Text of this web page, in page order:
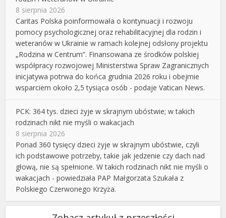
8 sierpnia 2026
Caritas Polska poinformowała o kontynuacji i rozwoju
pomocy psychologicznej oraz rehabilitacyjnej dla rodzin i
weteranów w Ukrainie w ramach kolejnej odsłony projektu
„Rodzina w Centrum”. Finansowana ze środków polskiej
współpracy rozwojowej Ministerstwa Spraw Zagranicznych
inicjatywa potrwa do końca grudnia 2026 roku i obejmie
wsparciem około 2,5 tysiąca osób - podaje Vatican News.
PCK: 364 tys. dzieci żyje w skrajnym ubóstwie; w takich
rodzinach nikt nie myśli o wakacjach
8 sierpnia 2026
Ponad 360 tysięcy dzieci żyje w skrajnym ubóstwie, czyli
ich podstawowe potrzeby, takie jak jedzenie czy dach nad
głową, nie są spełnione. W takich rodzinach nikt nie myśli o
wakacjach - powiedziała PAP Małgorzata Szukała z
Polskiego Czerwonego Krzyża.